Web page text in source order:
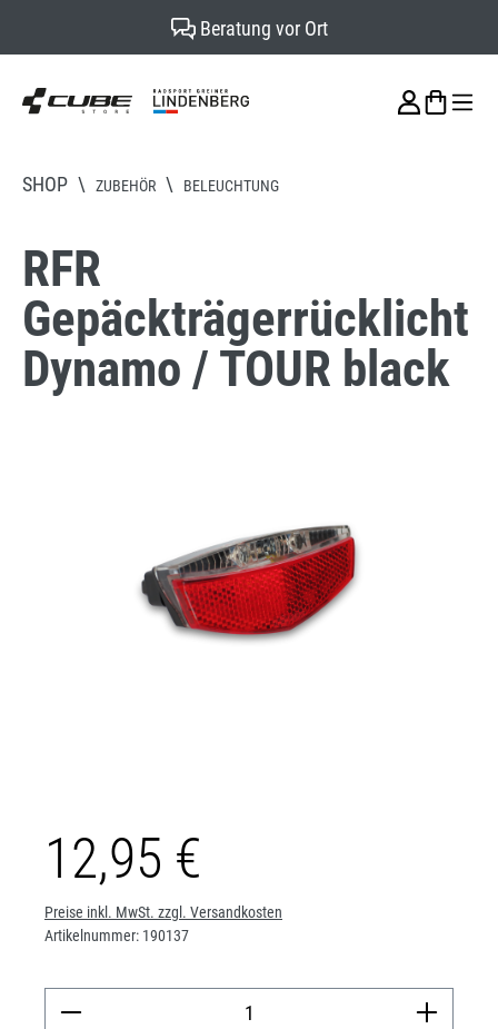
Beratung vor Ort
SHOP \ ZUBEHÖR \ BELEUCHTUNG
RFR
Gepäckträgerrücklicht
Dynamo / TOUR black
12,95 €
Preise inkl. MwSt. zzgl. Versandkosten
Artikelnummer: 190137